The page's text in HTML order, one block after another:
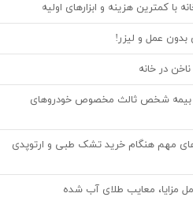
کمترین هزینه و ابزارهای اولیه
عمل و لیزر!
در خانه
بیمه شخص ثالث مخصوص خودروهای
مهم هنگام خرید تشک طبی و ارتوپدی
معایب طلای آب شده